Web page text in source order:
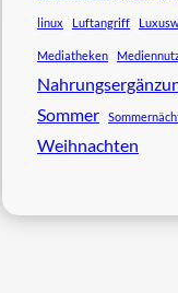
linux Luftangriff
Mediatheken
Sommer
Weihnachten